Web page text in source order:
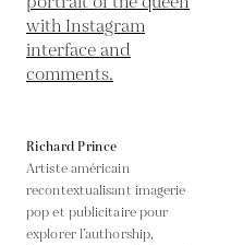
Richard Prince
Artiste américain
recontextualisant imagerie
pop et publicitaire pour
explorer l’authorship,